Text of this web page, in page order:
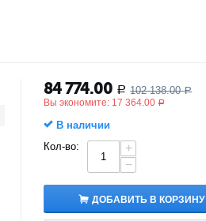
84 774.00 Р 102 138.00 Р
Вы экономите: 17 364.00 Р
В наличии
Кол-во:
+
−
ДОБАВИТЬ В КОРЗИНУ